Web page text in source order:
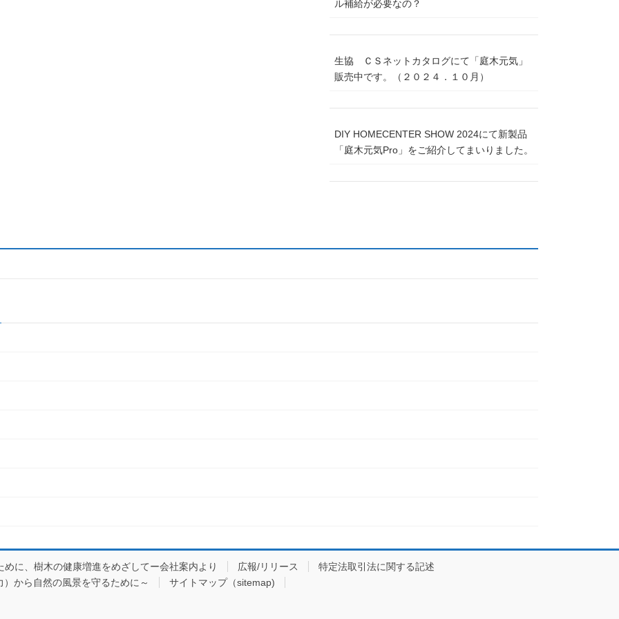
ル補給が必要なの？
生協 ＣＳネットカタログにて「庭木元気」
販売中です。（２０２４．１０月）
DIY HOMECENTER SHOW 2024にて新製品
「庭木元気Pro」をご紹介してまいりました。
めに、樹木の健康増進をめざしてー会社案内より 広報/リリース
特定法取引法に関する記述
から自然の風景を守るために～
サイトマップ（sitemap)